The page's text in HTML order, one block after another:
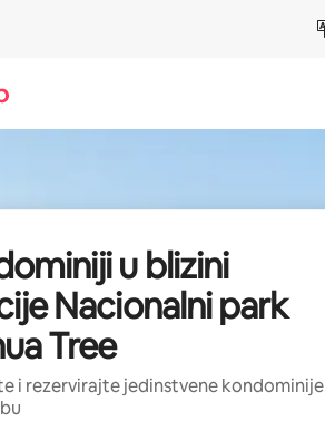
u blizini
Nacionalni park
Tree
i rezervirajte jedinstvene kondominije